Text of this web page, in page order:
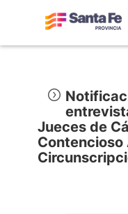
Jueces de